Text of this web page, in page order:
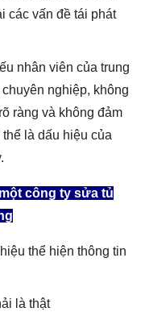
các vấn đề tái phát
nhân viên của trung
nghiệp, không
ràng và không đảm
là dấu hiệu của
công ty sửa tủ
thể hiện thông tin
là thật